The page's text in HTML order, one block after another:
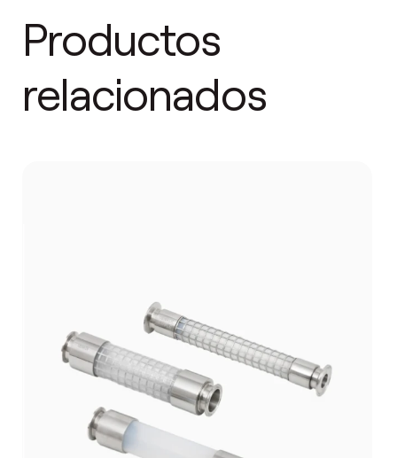
Productos
relacionados